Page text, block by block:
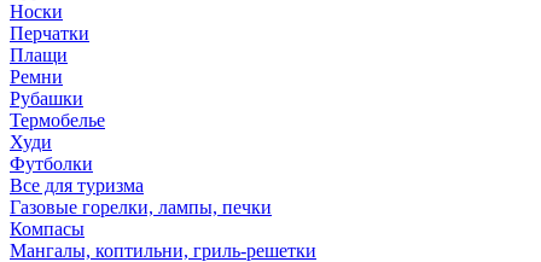
Носки
Перчатки
Плащи
Ремни
Рубашки
Термобелье
Худи
Футболки
Все для туризма
Газовые горелки, лампы, печки
Компасы
Мангалы, коптильни, гриль-решетки